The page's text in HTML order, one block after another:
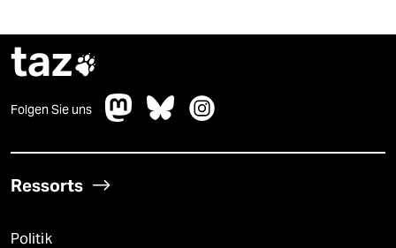
taz
Folgen Sie uns
Ressorts
Politik